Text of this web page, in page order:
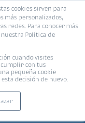
cookies sirven para
más personalizados,
redes. Para conocer más
nuestra Política de
cuando visites
con tus
pequeña cookie
decisión de nuevo.
MENÚ